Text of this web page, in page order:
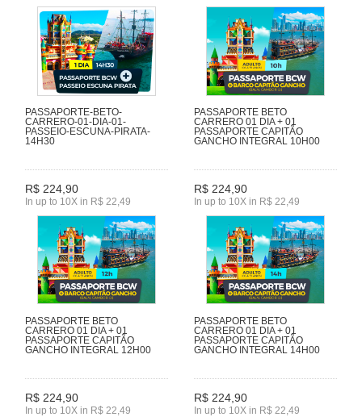
PASSAPORTE-BETO-
CARRERO-01-DIA-01-
PASSEIO-ESCUNA-PIRATA-
14H30
R$ 224,90
In up to 10X in R$ 22,49
PASSAPORTE BETO
CARRERO 01 DIA + 01
PASSAPORTE CAPITÃO
GANCHO INTEGRAL 10H00
R$ 224,90
In up to 10X in R$ 22,49
PASSAPORTE BETO
CARRERO 01 DIA + 01
PASSAPORTE CAPITÃO
GANCHO INTEGRAL 12H00
R$ 224,90
In up to 10X in R$ 22,49
PASSAPORTE BETO
CARRERO 01 DIA + 01
PASSAPORTE CAPITÃO
GANCHO INTEGRAL 14H00
R$ 224,90
In up to 10X in R$ 22,49